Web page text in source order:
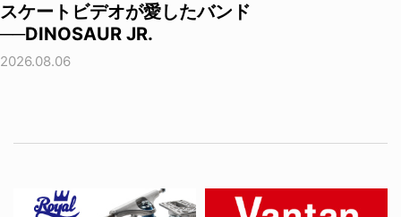
スケートビデオが愛したバンド
──DINOSAUR JR.
2026.08.06